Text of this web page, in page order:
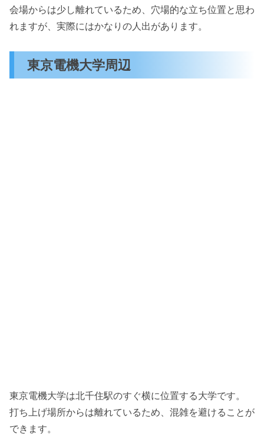
会場からは少し離れているため、穴場的な立ち位置と思わ
れますが、実際にはかなりの人出があります。
東京電機大学周辺
東京電機大学は北千住駅のすぐ横に位置する大学です。
打ち上げ場所からは離れているため、混雑を避けることが
できます。